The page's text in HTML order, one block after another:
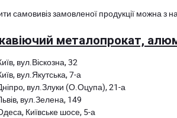
самовивіз замовленої продукції можна з
металопрокат,
вул.Віскозна, 32
вул.Якутська, 7-а
вул.Злуки (О.Оцупа), 21-а
вул.Зелена, 149
Київське шосе, 5-а